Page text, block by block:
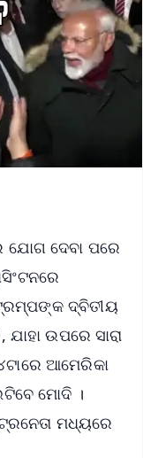
ଦେବା ପରେ
ଦ୍ବିତୀୟ
ଉପରେ ସାରା
ଆମେରିକା
ମୋଦି ।
ମଧ୍ୟରେ